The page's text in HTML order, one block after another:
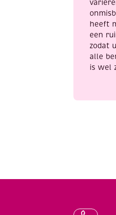
heeft
een
zodat
alle
is wel